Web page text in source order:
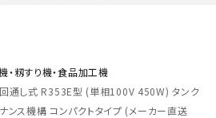
search
・籾すり機・食品加工機
通し式 R353E型 (単相100V 450W) タンク
ス機構 コンパクトタイプ (メーカー直送